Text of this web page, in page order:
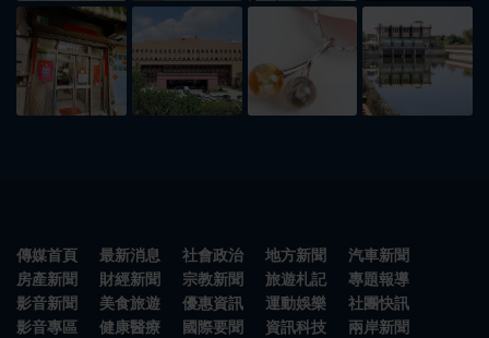
傳媒首頁 最新消息 社會政治 地方新聞
汽車新聞
房產新聞
財經新聞 宗教新聞 旅遊札記
專題報導
影音新聞
美食旅遊 優惠資訊 運動娛樂
社團快訊
影音專區
健康醫療 國際要聞 資訊科技 兩岸新聞